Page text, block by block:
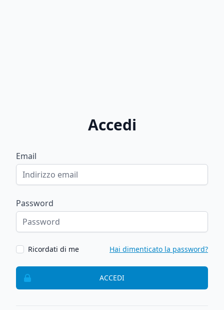
Accedi
Email
Password
Ricordati di me Hai dimenticato la password?
ACCEDI